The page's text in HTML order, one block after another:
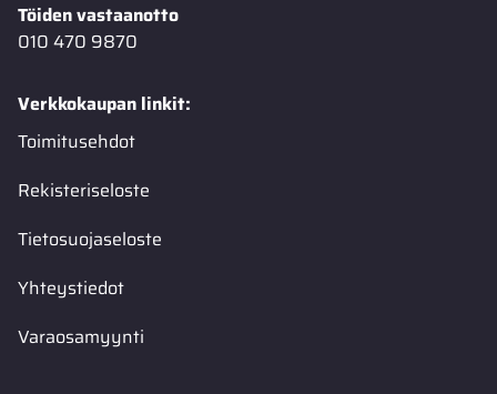
Töiden vastaanotto
010 470 9870
Verkkokaupan linkit:
Toimitusehdot
Rekisteriseloste
Tietosuojaseloste
Yhteystiedot
Varaosamyynti